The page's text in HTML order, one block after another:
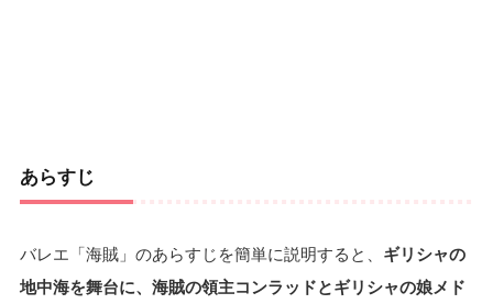
あらすじ
バレエ「海賊」のあらすじを簡単に説明すると、 ギリシャの
地中海を舞台に、海賊の領主コンラッドとギリシャの娘メド